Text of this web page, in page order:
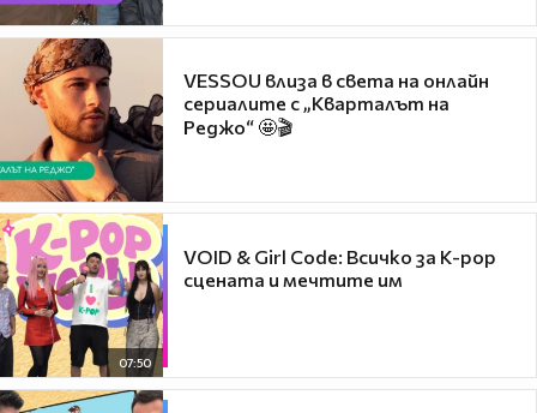
VESSOU влиза в света на онлайн
сериалите с „Кварталът на
Реджо“ 🤩🎬
07:50
VOID & Girl Code: Всичко за K-pop
сцената и мечтите им